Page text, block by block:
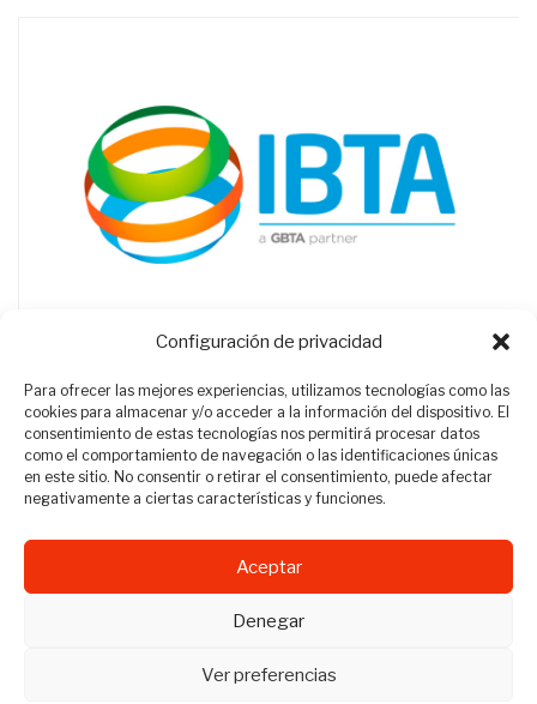
Configuración de privacidad
Para ofrecer las mejores experiencias, utilizamos tecnologías como las
cookies para almacenar y/o acceder a la información del dispositivo. El
consentimiento de estas tecnologías nos permitirá procesar datos
como el comportamiento de navegación o las identificaciones únicas
en este sitio. No consentir o retirar el consentimiento, puede afectar
negativamente a ciertas características y funciones.
Aceptar
Denegar
Ver preferencias
Revista Travel Manager © 2012 - 2026
Todos los derechos reservados.